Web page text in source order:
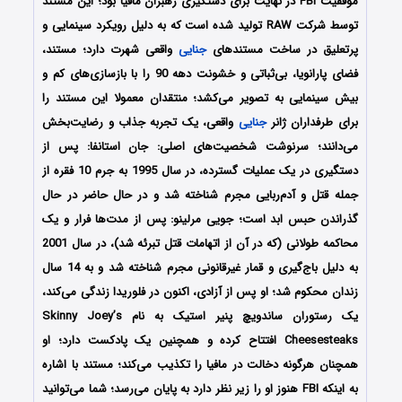
توسط شرکت RAW تولید شده است که به دلیل رویکرد سینمایی و
پرتعلیق در ساخت مستندهایجنایی واقعی شهرت دارد؛ مستند،
فضای پارانویا، بی‌ثباتی و خشونت دهه 90 را با بازسازی‌های کم و
بیش سینمایی به تصویر می‌کشد؛ منتقدان معمولا این مستند را
برای طرفداران ژانرجنایی واقعی، یک تجربه جذاب و رضایت‌بخش
می‌دانند؛ سرنوشت شخصیت‌های اصلی: جان استانفا: پس از
دستگیری در یک عملیات گسترده، در سال 1995 به جرم 10 فقره از
جمله قتل و آدم‌ربایی مجرم شناخته شد و در حال حاضر در حال
گذراندن حبس ابد است؛ جویی مرلینو: پس از مدت‌ها فرار و یک
محاکمه طولانی (که در آن از اتهامات قتل تبرئه شد)، در سال 2001
به دلیل باج‌گیری و قمار غیرقانونی مجرم شناخته شد و به 14 سال
زندان محکوم شد؛ او پس از آزادی، اکنون در فلوریدا زندگی می‌کند،
یک رستوران ساندویچ پنیر استیک به نام Skinny Joey’s
Cheesesteaks افتتاح کرده و همچنین یک پادکست دارد؛ او
همچنان هرگونه دخالت در مافیا را تکذیب می‌کند؛ مستند با اشاره
به اینکه FBI هنوز او را زیر نظر دارد به پایان می‌رسد؛ شما می‌توانید